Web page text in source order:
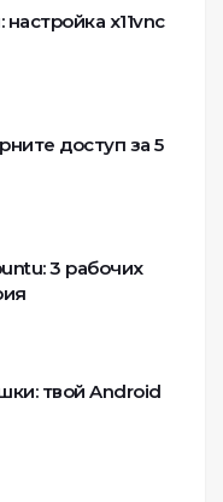
x11vnc
доступ за 5
3 рабочих
твой Android